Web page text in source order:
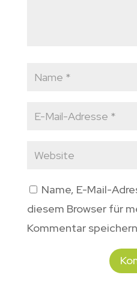
Name, E-Mail-
diesem Browser für
Kommentar